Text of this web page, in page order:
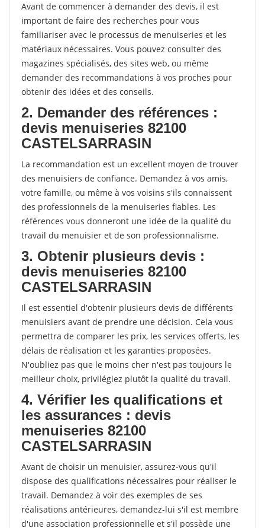
Avant de commencer à demander des devis, il est
important de faire des recherches pour vous
familiariser avec le processus de menuiseries et les
matériaux nécessaires. Vous pouvez consulter des
magazines spécialisés, des sites web, ou même
demander des recommandations à vos proches pour
obtenir des idées et des conseils.
2. Demander des références :
devis menuiseries 82100
CASTELSARRASIN
La recommandation est un excellent moyen de trouver
des menuisiers de confiance. Demandez à vos amis,
votre famille, ou même à vos voisins s'ils connaissent
des professionnels de la menuiseries fiables. Les
références vous donneront une idée de la qualité du
travail du menuisier et de son professionnalisme.
3. Obtenir plusieurs devis :
devis menuiseries 82100
CASTELSARRASIN
Il est essentiel d'obtenir plusieurs devis de différents
menuisiers avant de prendre une décision. Cela vous
permettra de comparer les prix, les services offerts, les
délais de réalisation et les garanties proposées.
N'oubliez pas que le moins cher n'est pas toujours le
meilleur choix, privilégiez plutôt la qualité du travail.
4. Vérifier les qualifications et
les assurances : devis
menuiseries 82100
CASTELSARRASIN
Avant de choisir un menuisier, assurez-vous qu'il
dispose des qualifications nécessaires pour réaliser le
travail. Demandez à voir des exemples de ses
réalisations antérieures, demandez-lui s'il est membre
d'une association professionnelle et s'il possède une